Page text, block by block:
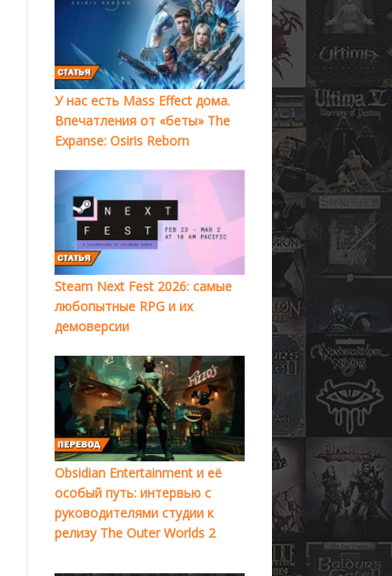
У нас есть Mass Effect дома.
Впечатления от «беты» The
Expanse: Osiris Reborn
Steam Next Fest 2026: самые
любопытные RPG и их
демоверсии
Obsidian Entertainment и её
особый путь: интервью с
руководителями студии к
релизу The Outer Worlds 2